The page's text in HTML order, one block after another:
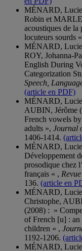
MÉNARD,
Robin et
acoustiques de la
locuteurs sourds
MÉNARD,
ROY, Johanna-
English During
Categorization
Speech,
(article en PDF)
MÉNARD,
AUBIN, Jérôme
French vowels
adults », Journal
1406-1414.
MÉNARD,
Développement
prosodique chez
français « ,
136. (article en
MÉNARD,
Christophe,
(2008) : »
of French [u] : an
children « ,
1192-1206.
MÉNARD,